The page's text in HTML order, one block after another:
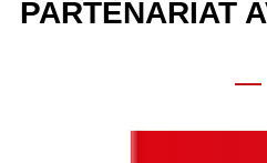
PARTENARIAT